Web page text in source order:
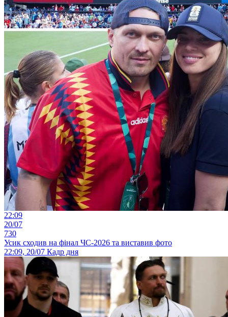
22:09
20/07
730
Усик сходив на фінал ЧС-2026 та виставив фото
22:09, 20/07 Кадр дня